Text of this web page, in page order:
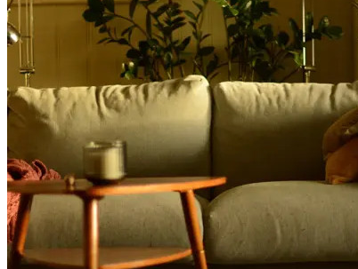
Tilbud
Merker
Inspirasjon
Søk